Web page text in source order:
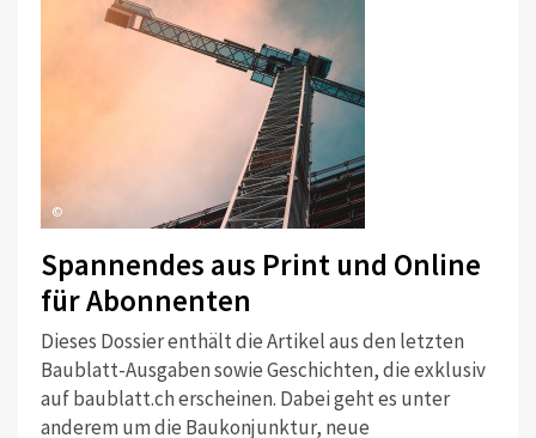
©
Spannendes aus Print und Online
für Abonnenten
Dieses Dossier enthält die Artikel aus den letzten
Baublatt-Ausgaben sowie Geschichten, die exklusiv
auf baublatt.ch erscheinen. Dabei geht es unter
anderem um die Baukonjunktur, neue